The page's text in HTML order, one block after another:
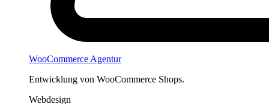
WooCommerce Agentur
Entwicklung von WooCommerce Shops.
Webdesign